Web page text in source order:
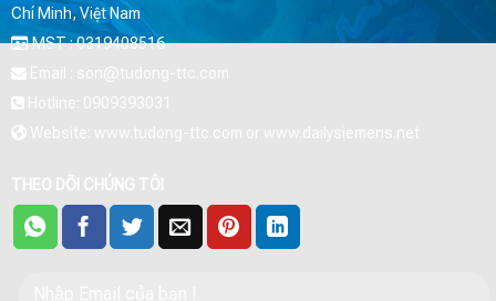
Chí Minh, Việt Nam
MST : 0319408516
Email : son@tudong-ttc.com
Hotline: 0909393031
Website: www.tudong-ttc.com or www.dailysiemens.net
THEO DÕI CHÚNG TÔI